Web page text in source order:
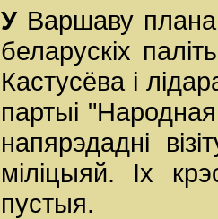
У Варшаву
беларускіх
Кастусёва і
партыі
напярэдадні
міліцыяй. Іх
пустыя.